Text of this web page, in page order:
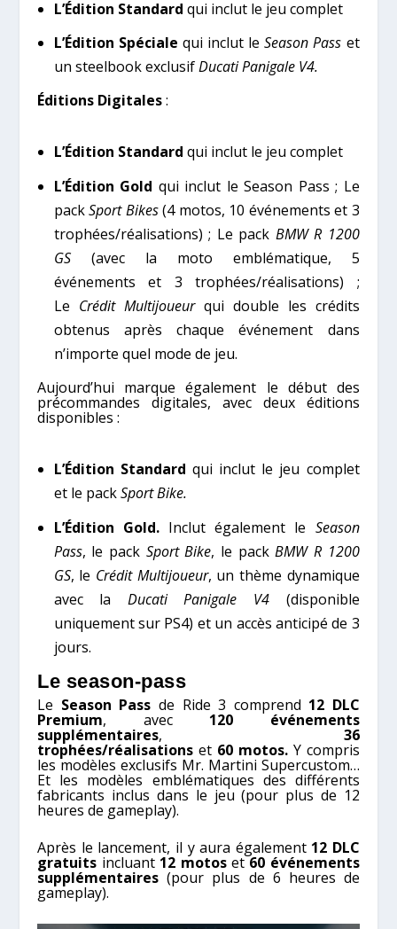
L’Édition Standard qui inclut le jeu complet
L’Édition Spéciale qui inclut leSeason Pass et
un steelbook exclusifDucati Panigale V4.
Éditions Digitales:
L’Édition Standard qui inclut le jeu complet
L’Édition Gold qui inclut le Season Pass ; Le
packSport Bikes(4 motos, 10 événements et 3
trophées/réalisations) ; Le pack BMW R 1200
GS(avec la moto emblématique, 5
événements et 3 trophées/réalisations) ;
Le Crédit Multijoueurqui double les crédits
obtenus après chaque événement dans
n’importe quel mode de jeu.
Aujourd’hui marque également le début des
précommandes digitales, avec deux éditions
disponibles :
L’Édition Standard qui inclut le jeu complet
et le packSport Bike.
L’Édition Gold. Inclut également le Season
Pass, le pack Sport Bike, le packBMW R 1200
GS, le Crédit Multijoueur, un thème dynamique
avec la Ducati Panigale V4 (disponible
uniquement sur PS4) et un accès anticipé de 3
jours.
Le season-pass
Le Season Pass de Ride 3 comprend 12 DLC
Premium, avec 120 événements
supplémentaires, 36
trophées/réalisations et 60 motos.Y compris
les modèles exclusifs Mr. Martini Supercustom…
Et les modèles emblématiques des différents
fabricants inclus dans le jeu (pour plus de 12
heures de gameplay).
Après le lancement, il y aura également 12 DLC
gratuits incluant 12 motoset60 événements
supplémentaires (pour plus de 6 heures de
gameplay).